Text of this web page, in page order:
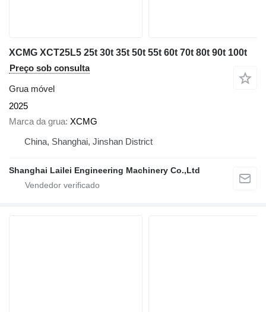
XCMG XCT25L5 25t 30t 35t 50t 55t 60t 70t 80t 90t 100t
Preço sob consulta
Grua móvel
2025
Marca da grua XCMG
China, Shanghai, Jinshan District
Shanghai Lailei Engineering Machinery Co.,Ltd